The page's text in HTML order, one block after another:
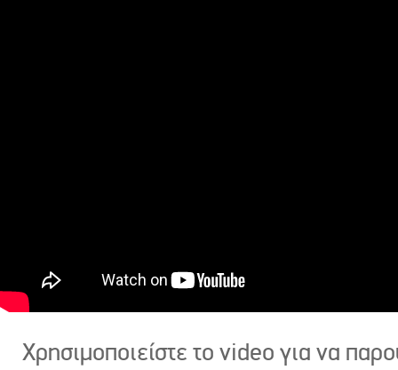
Χρησιμοποιείστε το video για να